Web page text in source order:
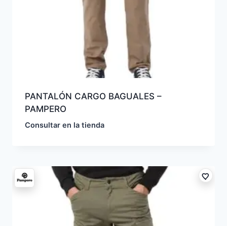
PANTALÓN CARGO BAGUALES –
PAMPERO
Consultar en la tienda